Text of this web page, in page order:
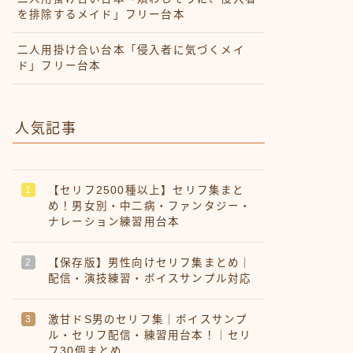
を排除するメイド」フリー台本
二人用掛け合い台本「侵入者に気づくメイ
ド」フリー台本
人気記事
【セリフ2500種以上】セリフ集まと
め！男女別・中二病・ファンタジー・
ナレーション練習用台本
【保存版】男性向けセリフ集まとめ｜
配信・演技練習・ボイスサンプル対応
激甘ドS男のセリフ集｜ボイスサンプ
ル・セリフ配信・練習用台本！｜セリ